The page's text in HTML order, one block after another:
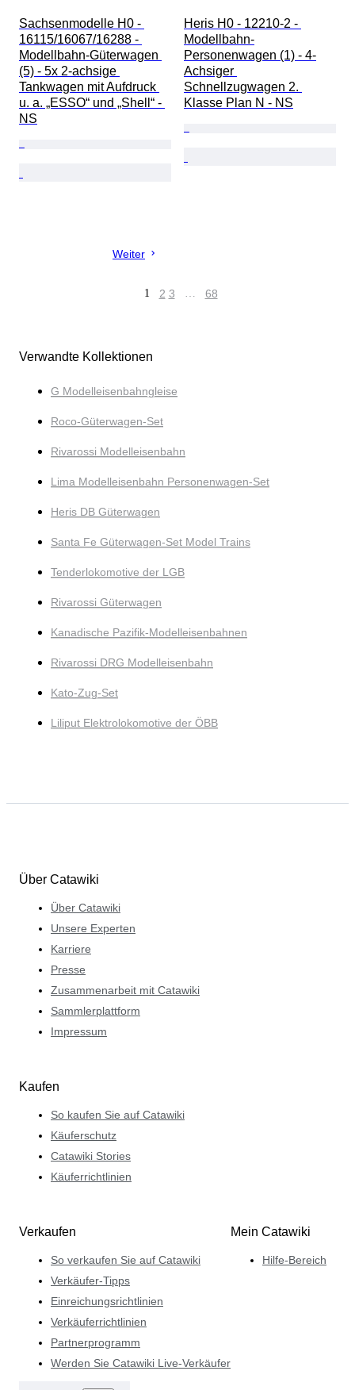
Sachsenmodelle H0 -
16115/16067/16288 -
Modellbahn-Güterwagen
(5) - 5x 2-achsige
Tankwagen mit Aufdruck
u. a. „ESSO“ und „Shell“ -
NS
Heris H0 - 12210-2 -
Modellbahn-
Personenwagen (1) - 4-
Achsiger
Schnellzugwagen 2.
Klasse Plan N - NS
Weiter
1 2 3 … 68
Verwandte Kollektionen
G Modelleisenbahngleise
Roco-Güterwagen-Set
Rivarossi Modelleisenbahn
Lima Modelleisenbahn Personenwagen-Set
Heris DB Güterwagen
Santa Fe Güterwagen-Set Model Trains
Tenderlokomotive der LGB
Rivarossi Güterwagen
Kanadische Pazifik-Modelleisenbahnen
Rivarossi DRG Modelleisenbahn
Kato-Zug-Set
Liliput Elektrolokomotive der ÖBB
Über Catawiki
Über Catawiki
Unsere Experten
Karriere
Presse
Zusammenarbeit mit Catawiki
Sammlerplattform
Impressum
Kaufen
So kaufen Sie auf Catawiki
Käuferschutz
Catawiki Stories
Käuferrichtlinien
Verkaufen
So verkaufen Sie auf Catawiki
Verkäufer-Tipps
Einreichungsrichtlinien
Verkäuferrichtlinien
Partnerprogramm
Werden Sie Catawiki Live-Verkäufer
Mein Catawiki
Hilfe-Bereich